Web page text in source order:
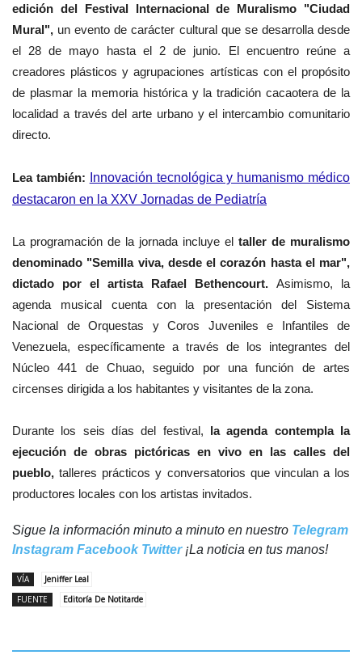
edición del Festival Internacional de Muralismo "Ciudad
Mural", un evento de carácter cultural que se desarrolla desde
el 28 de mayo hasta el 2 de junio. El encuentro reúne a
creadores plásticos y agrupaciones artísticas con el propósito
de plasmar la memoria histórica y la tradición cacaotera de la
localidad a través del arte urbano y el intercambio comunitario
directo.
Lea también:
Innovación tecnológica y humanismo médico
destacaron en la XXV Jornadas de Pediatría
La programación de la jornada incluye el taller de muralismo
denominado "Semilla viva, desde el corazón hasta el mar",
dictado por el artista Rafael Bethencourt. Asimismo, la
agenda musical cuenta con la presentación del Sistema
Nacional de Orquestas y Coros Juveniles e Infantiles de
Venezuela, específicamente a través de los integrantes del
Núcleo 441 de Chuao, seguido por una función de artes
circenses dirigida a los habitantes y visitantes de la zona.
Durante los seis días del festival, la agenda contempla la
ejecución de obras pictóricas en vivo en las calles del
pueblo, talleres prácticos y conversatorios que vinculan a los
productores locales con los artistas invitados.
Sigue la información minuto a minuto en nuestro Telegram
Instagram Facebook Twitter¡La noticia en tus manos!
VÍA
Jeniffer Leal
FUENTE
Editoría De Notitarde